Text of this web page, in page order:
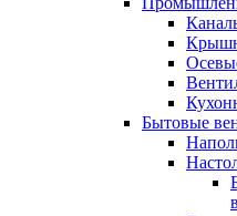
Бытовые